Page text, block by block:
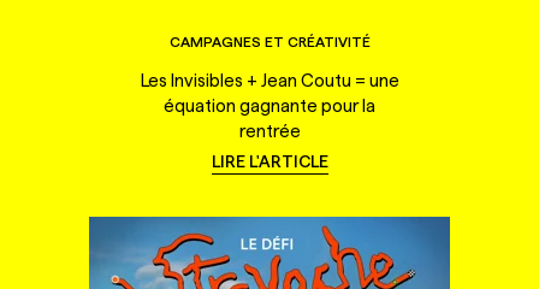
CAMPAGNES ET CRÉATIVITÉ
Les Invisibles + Jean Coutu = une
équation gagnante pour la
rentrée
LIRE L'ARTICLE